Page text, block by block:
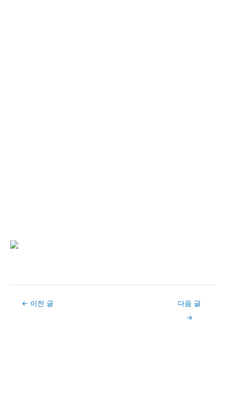
Post← 이전 글
다음 글
→